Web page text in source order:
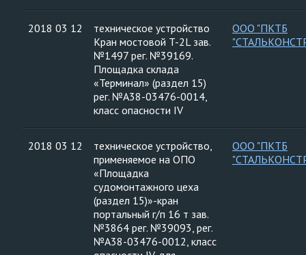
2018 03 12
техническое устройство
Кран мостовой T-2L зав.
№1497 рег. №39169.
Площадка склада
«Терминал» (раздел 15)
рег. №А38-03476-0014,
класс опасности IV
ООО "ПКТБ
2018 03 12
техническое устройство,
применяемое на ОПО
«Площадка
судомонтажного цеха
(раздел 15)»-кран
портальный г/п 16 т зав.
№3864 рег. №39093, рег.
№А38-03476-0012, класс
ООО "ПКТБ